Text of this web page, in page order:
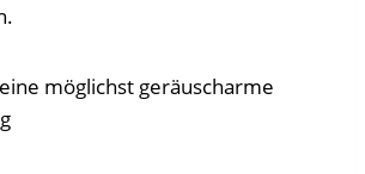
möglichst geräuscharme